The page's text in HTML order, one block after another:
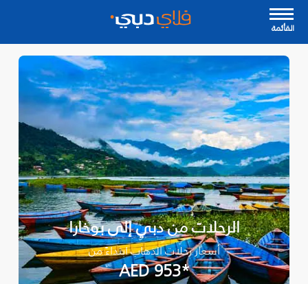
القأئمة
الرحلات من دبي إلى بوخارا
أسعار رحلات الذهاب ابتداءً من
*AED 953